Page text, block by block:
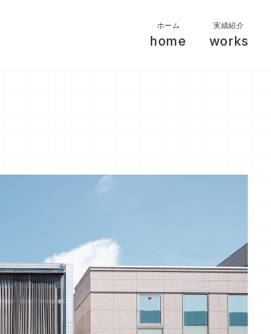
ホーム
home
実績紹介
works